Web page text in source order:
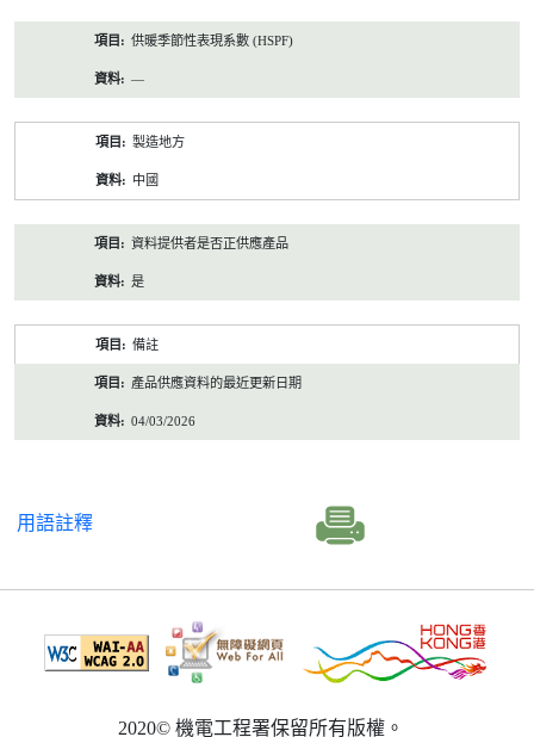
供暖季節性表現系數 (HSPF)
—
製造地方
中國
資料提供者是否正供應產品
是
備註
產品供應資料的最近更新日期
04/03/2026
用語註釋
2020© 機電工程署保留所有版權。